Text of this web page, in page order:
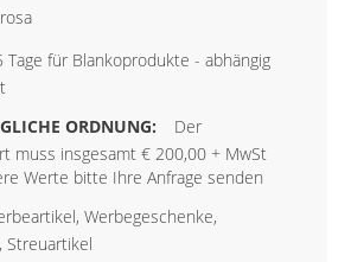
rosa
Tage für Blankoprodukte - abhängig
Der
muss insgesamt € 200,00 + MwSt
Werte bitte Ihre Anfrage senden
Werbegeschenke,
Streuartikel